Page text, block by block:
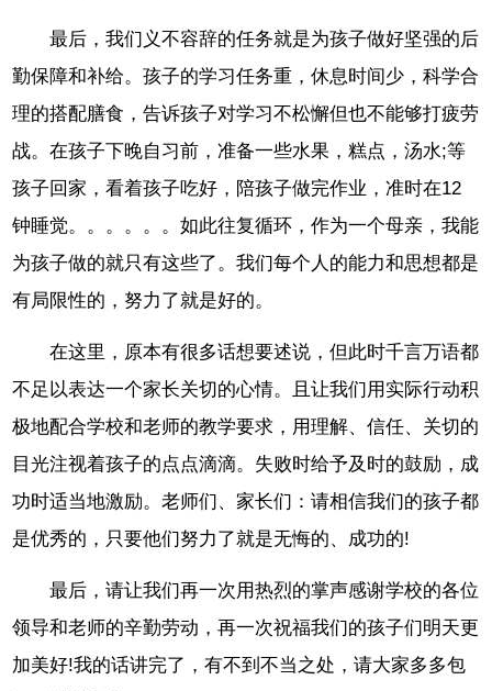
最后，我们义不容辞的任务就是为孩子做好坚强的后
勤保障和补给。孩子的学习任务重，休息时间少，科学合
理的搭配膳食，告诉孩子对学习不松懈但也不能够打疲劳
战。在孩子下晚自习前，准备一些水果，糕点，汤水;等
孩子回家，看着孩子吃好，陪孩子做完作业，准时在12
钟睡觉。。。。。。如此往复循环，作为一个母亲，我能
为孩子做的就只有这些了。我们每个人的能力和思想都是
有局限性的，努力了就是好的。
在这里，原本有很多话想要述说，但此时千言万语都
不足以表达一个家长关切的心情。且让我们用实际行动积
极地配合学校和老师的教学要求，用理解、信任、关切的
目光注视着孩子的点点滴滴。失败时给予及时的鼓励，成
功时适当地激励。老师们、家长们：请相信我们的孩子都
是优秀的，只要他们努力了就是无悔的、成功的!
最后，请让我们再一次用热烈的掌声感谢学校的各位
领导和老师的辛勤劳动，再一次祝福我们的孩子们明天更
加美好!我的话讲完了，有不到不当之处，请大家多多包